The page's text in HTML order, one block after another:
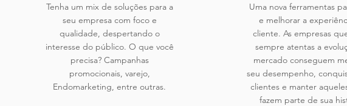
Tenha um mix de soluções para a
seu empresa com foco e
qualidade, despertando o
interesse do público. O que você
precisa? Campanhas
promocionais, varejo,
Endomarketing, entre outras.
Uma nova ferramentas
e melhorar a
cliente. As empresas
sempre atentas a
mercado conseguem
seu desempenho,
clientes e manter
fazem parte de sua